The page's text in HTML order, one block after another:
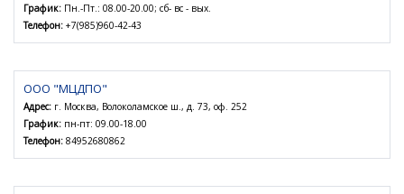
График: Пн.-Пт.: 08.00-20.00; сб- вс - вых.
Телефон: +7(985)960-42-43
ООО "МЦДПО"
Адрес: г. Москва, Волоколамское ш., д. 73, оф. 252
График: пн-пт: 09.00-18.00
Телефон: 84952680862